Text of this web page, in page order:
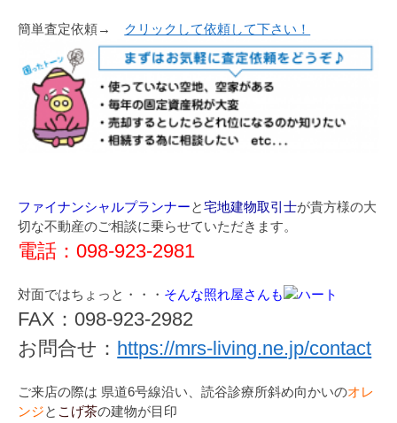
簡単査定依頼→ クリックして依頼して下さい！
ファイナンシャルプランナーと宅地建物取引士が貴方様の大
切な不動産のご相談に乗らせていただきます。
電話：098-923-2981
対面ではちょっと・・・ そんな照れ屋さんも
FAX：098-923-2982
お問合せ： https://mrs-living.ne.jp/contact
ご来店の際は 県道6号線沿い、読谷診療所斜め向かいのオレ
ンジと こげ茶の建物が目印